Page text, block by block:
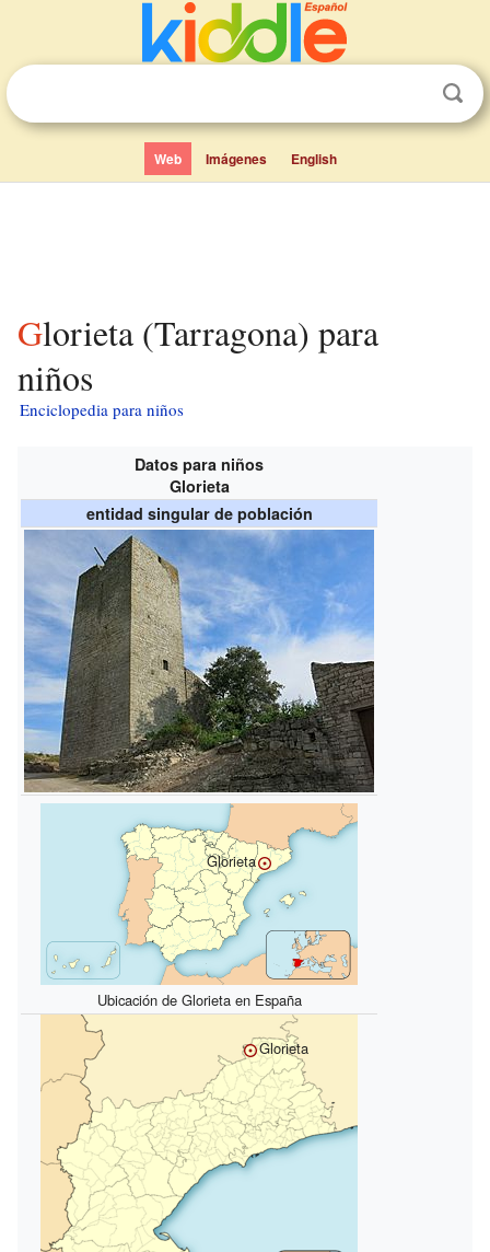
Web Imágenes English
Glorieta (Tarragona) para
niños
Enciclopedia para niños
Datos para niños
Glorieta
entidad singular de población
Glorieta
Ubicación de Glorieta en España
Glorieta